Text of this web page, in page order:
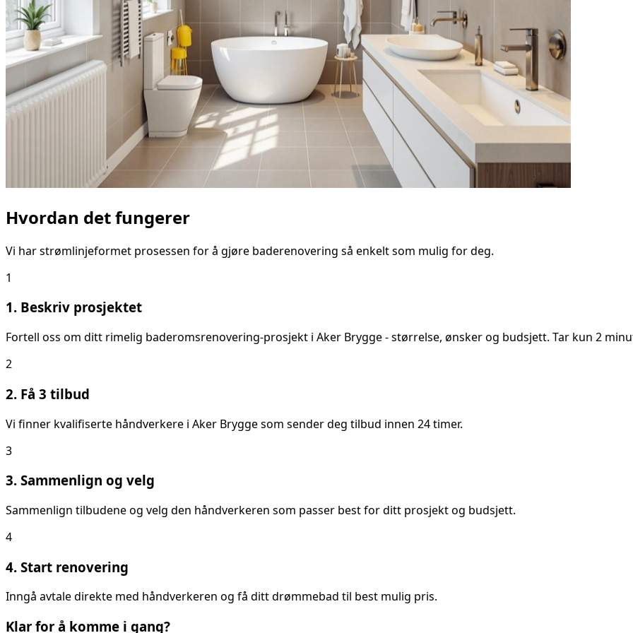
Hvordan det fungerer
Vi har strømlinjeformet prosessen for å gjøre baderenovering så enkelt som mulig for deg.
1
1. Beskriv prosjektet
Fortell oss om ditt rimelig baderomsrenovering-prosjekt i Aker Brygge- størrelse, ønsker og budsjett. Tar kun 2
2
2. Få 3 tilbud
Vi finner kvalifiserte håndverkere i Aker Bryggesom sender deg tilbud innen 24 timer.
3
3. Sammenlign og velg
Sammenlign tilbudene og velg den håndverkeren som passer best for ditt prosjekt og budsjett.
4
4. Start renovering
Inngå avtale direkte med håndverkeren og få ditt drømmebad til best mulig pris.
Klar for å komme i gang?